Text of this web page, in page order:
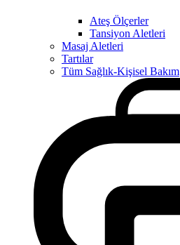
Ateş Ölçerler
Tansiyon Aletleri
Masaj Aletleri
Tartılar
Tüm Sağlık-Kişisel Bakım